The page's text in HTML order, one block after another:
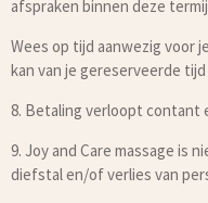
afspraken binnen deze
Wees op tijd aanwezig voor
kan van je gereserveerde tijd
8. Betaling verloopt contant
9. Joy and Care massage is
diefstal en/of verlies van